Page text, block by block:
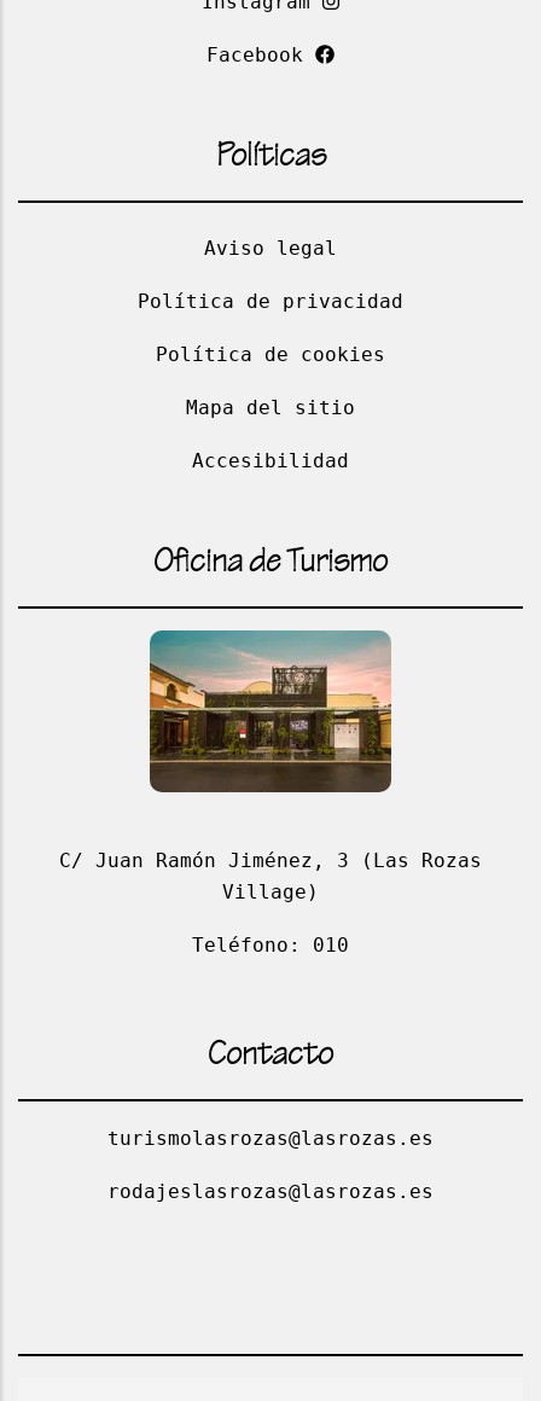
Facebook
Políticas
Aviso legal
Política de privacidad
Política de cookies
Mapa del sitio
Accesibilidad
Oficina de Turismo
C/ Juan Ramón Jiménez, 3 (Las Rozas
Village)
Teléfono: 010
Contacto
turismolasrozas@lasrozas.es
rodajeslasrozas@lasrozas.es